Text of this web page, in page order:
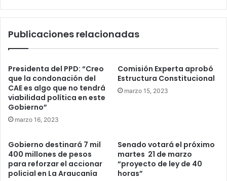
años
presidio
subdirector
y
exjefe
de
contabilidad
Publicaciones relacionadas
Presidenta del PPD: “Creo
que la condonación del
CAE es algo que no tendrá
viabilidad política en este
Gobierno”
marzo 16, 2023
Comisión Experta aprobó
Estructura Constitucional
marzo 15, 2023
Gobierno destinará 7 mil
400 millones de pesos
para reforzar el accionar
policial en La Araucanía
Senado votará el próximo
martes 21 de marzo
“proyecto de ley de 40
horas”